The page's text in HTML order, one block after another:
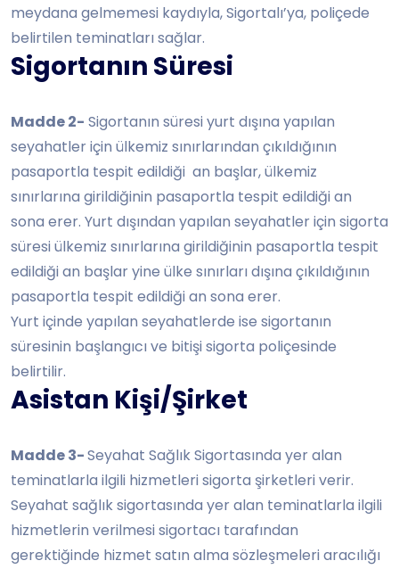
meydana gelmemesi kaydıyla, Sigortalı’ya, poliçede
belirtilen teminatları sağlar.
Sigortanın Süresi
Madde 2- Sigortanın süresi yurt dışına yapılan
seyahatler için ülkemiz sınırlarından çıkıldığının
pasaportla tespit edildiği an başlar, ülkemiz
sınırlarına girildiğinin pasaportla tespit edildiği an
sona erer. Yurt dışından yapılan seyahatler için sigorta
süresi ülkemiz sınırlarına girildiğinin pasaportla tespit
edildiği an başlar yine ülke sınırları dışına çıkıldığının
pasaportla tespit edildiği an sona erer.
Yurt içinde yapılan seyahatlerde ise sigortanın
süresinin başlangıcı ve bitişi sigorta poliçesinde
belirtilir.
Asistan Kişi/Şirket
Madde 3-Seyahat Sağlık Sigortasında yer alan
teminatlarla ilgili hizmetleri sigorta şirketleri verir.
Seyahat sağlık sigortasında yer alan teminatlarla ilgili
hizmetlerin verilmesi sigortacı tarafından
gerektiğinde hizmet satın alma sözleşmeleri aracılığı